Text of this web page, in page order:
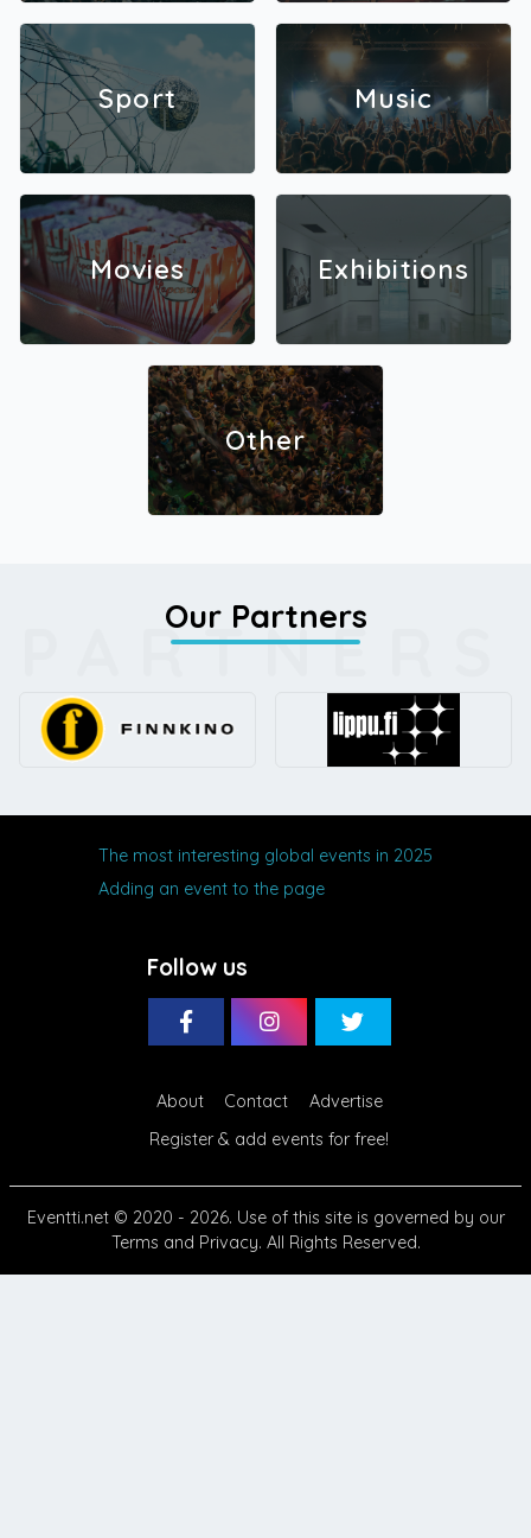
Sport Music
Movies Exhibitions
Other
PARTNERS
Our Partners
The most interesting global events in 2025
Adding an event to the page
Follow us
About Contact
Advertise
Register & add events for free!
Eventti.net© 2020 - 2026. Use of this site is governed by our
Terms and Privacy. All Rights Reserved.